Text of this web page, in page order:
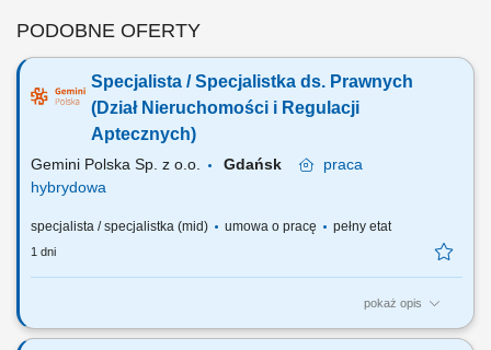
PODOBNE OFERTY
Specjalista / Specjalistka ds. Prawnych
(Dział Nieruchomości i Regulacji
Aptecznych)
Gemini Polska Sp. z o.o. Gdańsk
praca
hybrydowa
specjalista / specjalistka (mid) umowa o pracę pełny etat
1 dni
pokaż opis
Masz doświadczenie w przygotowywaniu i negocjowaniu umów,